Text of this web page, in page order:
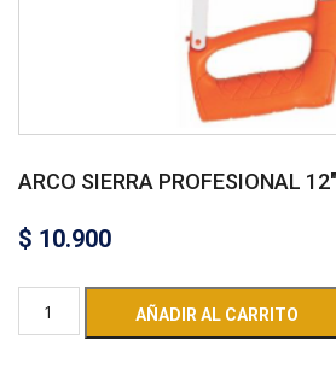
ARCO SIERRA PROFESIONAL
$ 10.900
AÑADIR AL CARRITO